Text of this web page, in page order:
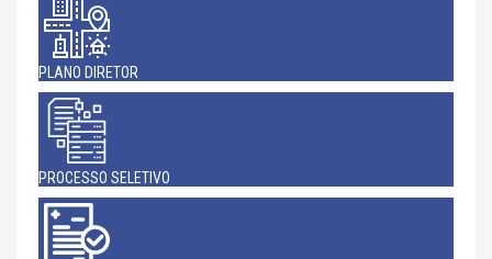
PLANO DIRETOR
PROCESSO SELETIVO